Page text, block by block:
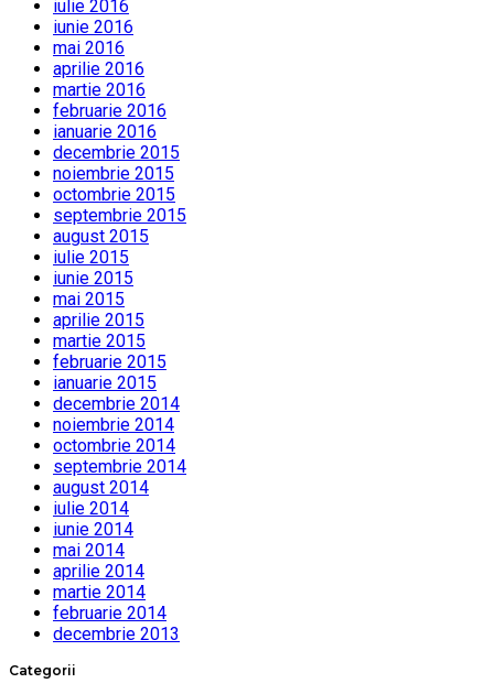
iulie 2016
iunie 2016
mai 2016
aprilie 2016
martie 2016
februarie 2016
ianuarie 2016
decembrie 2015
noiembrie 2015
octombrie 2015
septembrie 2015
august 2015
iulie 2015
iunie 2015
mai 2015
aprilie 2015
martie 2015
februarie 2015
ianuarie 2015
decembrie 2014
noiembrie 2014
octombrie 2014
septembrie 2014
august 2014
iulie 2014
iunie 2014
mai 2014
aprilie 2014
martie 2014
februarie 2014
decembrie 2013
Categorii